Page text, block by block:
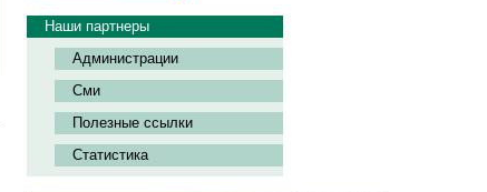
Наши партнеры
Администрации
Сми
Полезные ссылки
Статистика